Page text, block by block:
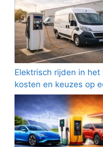
Elektrisch rijden in
kosten en keuzes op